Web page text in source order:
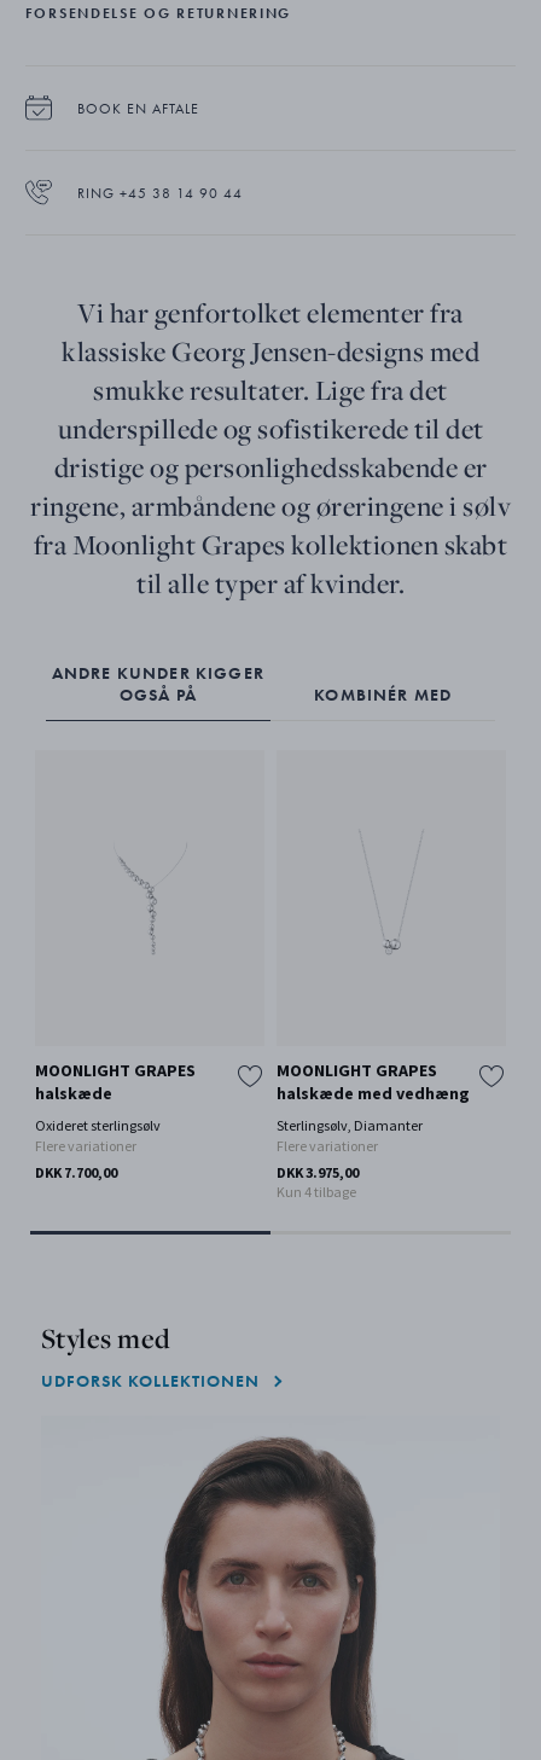
FORSENDELSE OG RETURNERING
BOOK EN AFTALE
RING +45 38 14 90 44
Vi har genfortolket elementer fra
klassiske Georg Jensen-designs med
smukke resultater. Lige fra det
underspillede og sofistikerede til det
dristige og personlighedsskabende er
ringene, armbåndene og øreringene i sølv
fra Moonlight Grapes kollektionen skabt
til alle typer af kvinder.
ANDRE KUNDER KIGGER
OGSÅ PÅ
KOMBINÉR MED
MOONLIGHT GRAPES
halskæde
Oxideret sterlingsølv
Flere variationer
DKK 7.700,00
MOONLIGHT GRAPES
halskæde med vedhæng
Sterlingsølv, Diamanter
Flere variationer
DKK 3.975,00
Kun 4 tilbage
Styles med
UDFORSK KOLLEKTIONEN